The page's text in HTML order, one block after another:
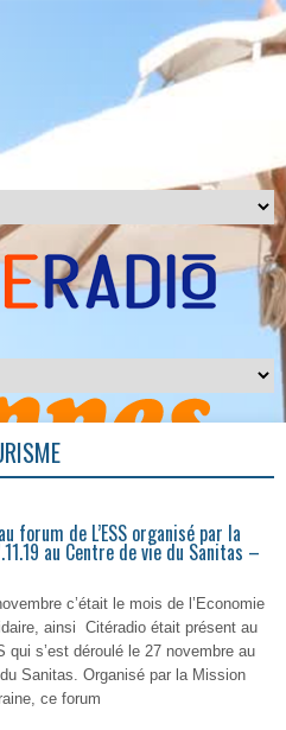
forum de L’ESS organisé par la
au Centre de vie du Sanitas –
c’était le mois de l’Economie
ainsi Citéradio était présent au
qui s’est déroulé le 27 novembre au
Sanitas. Organisé par la Mission
ce forum